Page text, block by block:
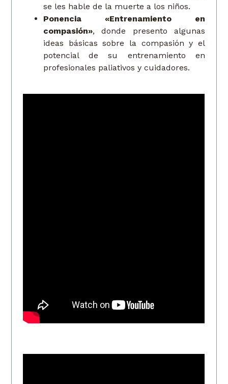
se les hable de la muerte a los niños.
Ponencia «Entrenamiento en
compasión», donde presento algunas
ideas básicas sobre la compasión y el
potencial de su entrenamiento en
profesionales paliativos y cuidadores.